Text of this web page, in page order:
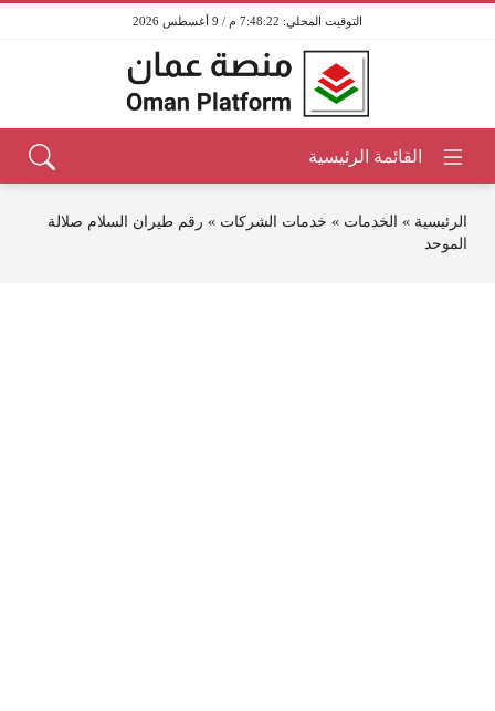
7:48:22 م / 9 أغسطس 2026
الرئيسية » الخدمات » خدمات الشركات » رقم طيران السلام صلالة
الموحد